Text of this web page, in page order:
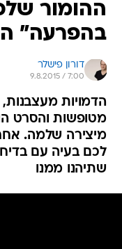
ההומור
בהפרעה"
דורון פישלר
9.8.2015 / 7:00
הדמויות מעצבנות,
מטופשות והסרט
מיצירה שלמה.
לכם בעיה עם
שתיהנו ממנו